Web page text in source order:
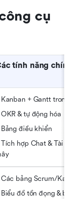
cụ
tính năng chính
Kanban + Gantt trong
& tự động hóa
Bảng điều khiển
Tích hợp Chat & Tài
Các bảng Scrum/
Biểu đồ tồn đọng &